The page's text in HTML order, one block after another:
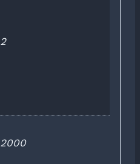
2
2000